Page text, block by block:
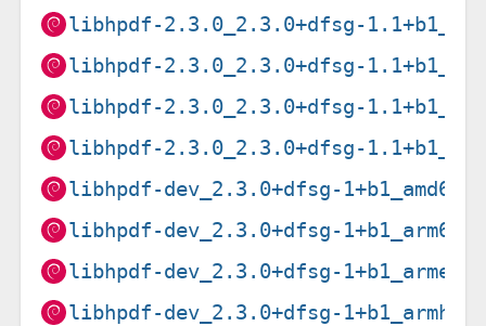
libhpdf-2.3.0_2.3.0+dfsg-
libhpdf-2.3.0_2.3.0+dfsg-
libhpdf-2.3.0_2.3.0+dfsg-
libhpdf-2.3.0_2.3.0+dfsg-
libhpdf-dev_2.3.0+dfsg-
libhpdf-dev_2.3.0+dfsg-
libhpdf-dev_2.3.0+dfsg-
libhpdf-dev_2.3.0+dfsg-